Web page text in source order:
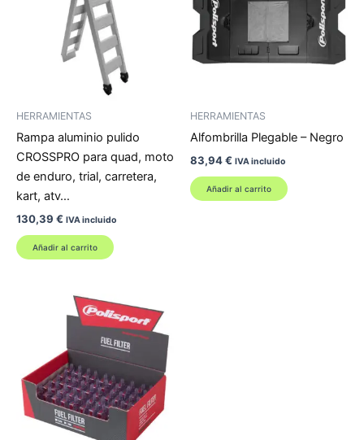
HERRAMIENTAS
Rampa aluminio pulido
CROSSPRO para quad, moto
de enduro, trial, carretera,
kart, atv…
130,39 € IVA incluido
Añadir al carrito
HERRAMIENTAS
Alfombrilla Plegable – Negro
83,94€ IVA incluido
Añadir al carrito